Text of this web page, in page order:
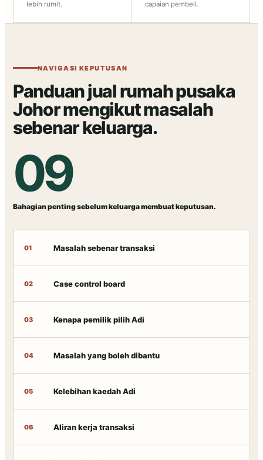
lebih rumit.
capaian pembeli.
NAVIGASI KEPUTUSAN
Panduan jual rumah pusaka
Johor mengikut masalah
sebenar keluarga.
09
Bahagian penting sebelum keluarga membuat keputusan.
01 Masalah sebenar transaksi
02 Case control board
03 Kenapa pemilik pilih Adi
04 Masalah yang boleh dibantu
05 Kelebihan kaedah Adi
06 Aliran kerja transaksi